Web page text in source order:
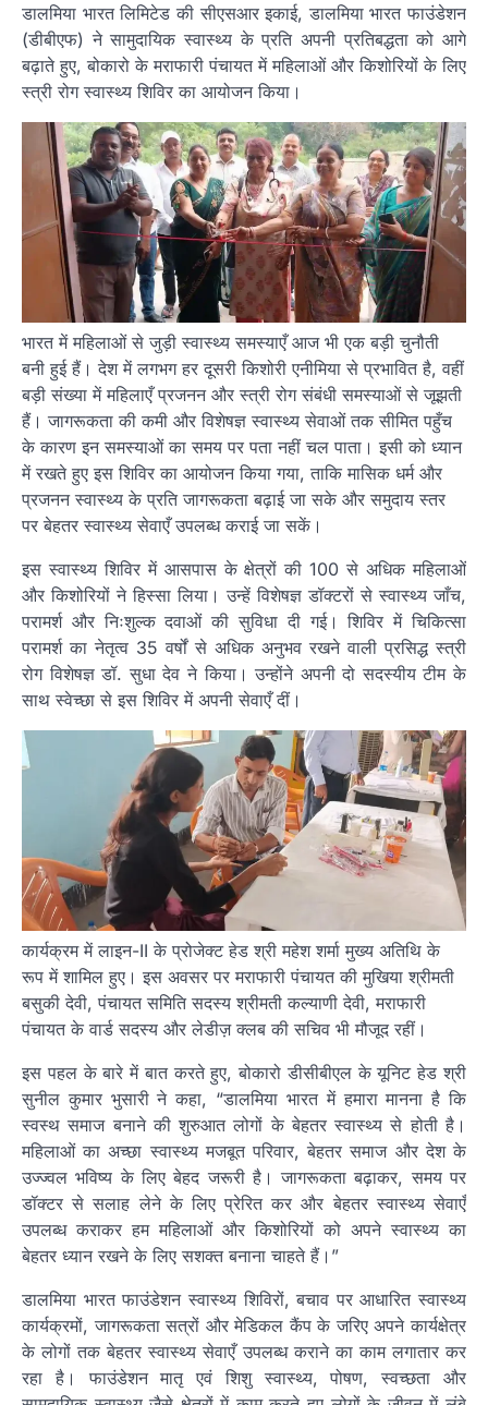
डालमिया भारत लिमिटेड की सीएसआर इकाई, डालमिया भारत फाउंडेशन
(डीबीएफ) ने सामुदायिक स्वास्थ्य के प्रति अपनी प्रतिबद्धता को आगे
बढ़ाते हुए, बोकारो के मराफारी पंचायत में महिलाओं और किशोरियों के लिए
स्त्री रोग स्वास्थ्य शिविर का आयोजन किया।
भारत में महिलाओं से जुड़ी स्वास्थ्य समस्याएँ आज भी एक बड़ी चुनौती
बनी हुई हैं। देश में लगभग हर दूसरी किशोरी एनीमिया से प्रभावित है, वहीं
बड़ी संख्या में महिलाएँ प्रजनन और स्त्री रोग संबंधी समस्याओं से जूझती
हैं। जागरूकता की कमी और विशेषज्ञ स्वास्थ्य सेवाओं तक सीमित पहुँच
के कारण इन समस्याओं का समय पर पता नहीं चल पाता। इसी को ध्यान
में रखते हुए इस शिविर का आयोजन किया गया, ताकि मासिक धर्म और
प्रजनन स्वास्थ्य के प्रति जागरूकता बढ़ाई जा सके और समुदाय स्तर
पर बेहतर स्वास्थ्य सेवाएँ उपलब्ध कराई जा सकें।
इस स्वास्थ्य शिविर में आसपास के क्षेत्रों की 100 से अधिक महिलाओं
और किशोरियों ने हिस्सा लिया। उन्हें विशेषज्ञ डॉक्टरों से स्वास्थ्य जाँच,
परामर्श और निःशुल्क दवाओं की सुविधा दी गई। शिविर में चिकित्सा
परामर्श का नेतृत्व 35 वर्षों से अधिक अनुभव रखने वाली प्रसिद्ध स्त्री
रोग विशेषज्ञ डॉ. सुधा देव ने किया। उन्होंने अपनी दो सदस्यीय टीम के
साथ स्वेच्छा से इस शिविर में अपनी सेवाएँ दीं।
कार्यक्रम में लाइन-II के प्रोजेक्ट हेड श्री महेश शर्मा मुख्य अतिथि के
रूप में शामिल हुए। इस अवसर पर मराफारी पंचायत की मुखिया श्रीमती
बसुकी देवी, पंचायत समिति सदस्य श्रीमती कल्याणी देवी, मराफारी
पंचायत के वार्ड सदस्य और लेडीज़ क्लब की सचिव भी मौजूद रहीं।
इस पहल के बारे में बात करते हुए, बोकारो डीसीबीएल के यूनिट हेड श्री
सुनील कुमार भुसारी ने कहा, “डालमिया भारत में हमारा मानना है कि
स्वस्थ समाज बनाने की शुरुआत लोगों के बेहतर स्वास्थ्य से होती है।
महिलाओं का अच्छा स्वास्थ्य मजबूत परिवार, बेहतर समाज और देश के
उज्ज्वल भविष्य के लिए बेहद जरूरी है। जागरूकता बढ़ाकर, समय पर
डॉक्टर से सलाह लेने के लिए प्रेरित कर और बेहतर स्वास्थ्य सेवाएँ
उपलब्ध कराकर हम महिलाओं और किशोरियों को अपने स्वास्थ्य का
बेहतर ध्यान रखने के लिए सशक्त बनाना चाहते हैं।”
डालमिया भारत फाउंडेशन स्वास्थ्य शिविरों, बचाव पर आधारित स्वास्थ्य
कार्यक्रमों, जागरूकता सत्रों और मेडिकल कैंप के जरिए अपने कार्यक्षेत्र
के लोगों तक बेहतर स्वास्थ्य सेवाएँ उपलब्ध कराने का काम लगातार कर
रहा है। फाउंडेशन मातृ एवं शिशु स्वास्थ्य, पोषण, स्वच्छता और